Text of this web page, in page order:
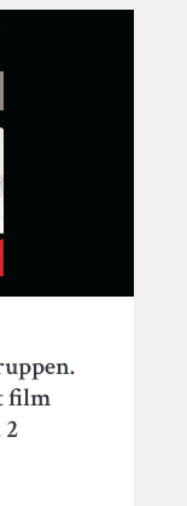
film